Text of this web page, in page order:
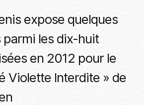
expose quelques
parmi les dix-huit
en 2012 pour le
Violette Interdite » de